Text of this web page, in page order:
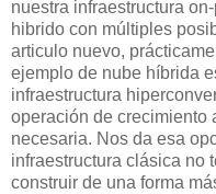
nuestra infraestructura
hibrido con múltiples
articulo nuevo,
ejemplo de nube híbrida
infraestructura
operación de crecimiento
necesaria. Nos da esa
infraestructura clásica no
construir de una forma